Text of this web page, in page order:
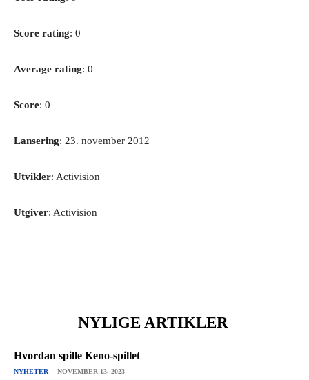
Score rating: 0
Average rating: 0
Score: 0
Lansering: 23. november 2012
Utvikler: Activision
Utgiver: Activision
NYLIGE ARTIKLER
Hvordan spille Keno-spillet
NYHETER NOVEMBER 13, 2023